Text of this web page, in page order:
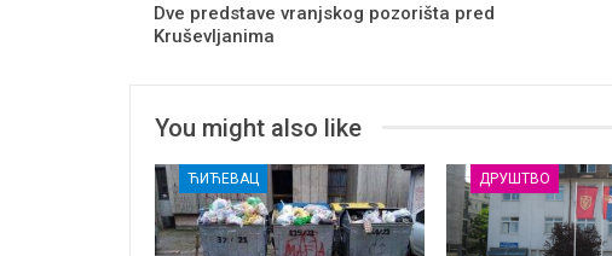
Dve predstave vranjskog pozorišta pred
Kruševljanima
You might also like
ЋИЋЕВАЦ ДРУШТВО